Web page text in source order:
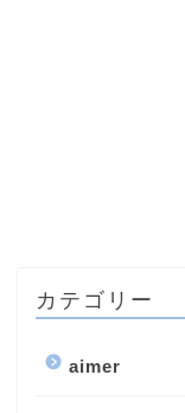
カテゴリー
aimer